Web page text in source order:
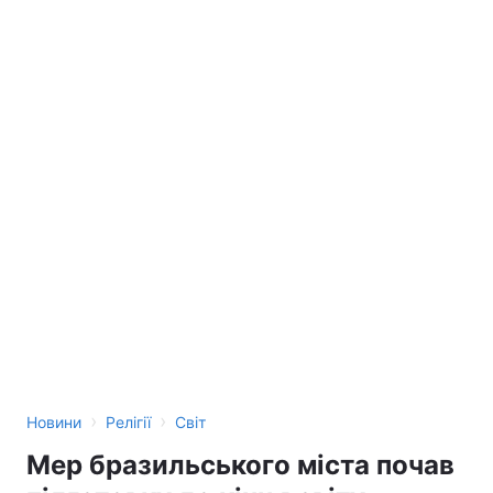
Новини › Релігії › Світ
Мер бразильського міста почав